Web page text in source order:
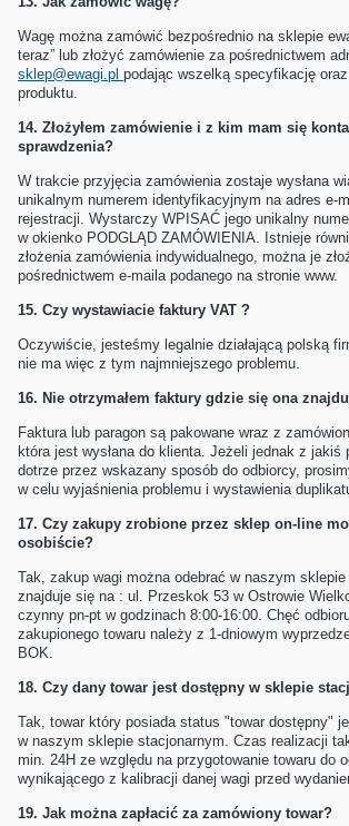
Wagę można zamówić bezpośrednio na sklepie
teraz” lub złożyć zamówienie za pośrednictwem
sklep@ewagi.pl podając wszelką specyfikację
produktu.
14. Złożyłem zamówienie i z kim mam się
sprawdzenia?
W trakcie przyjęcia zamówienia zostaje wysłana
unikalnym numerem identyfikacyjnym na adres e-
rejestracji. Wystarczy WPISAĆ jego unikalny
w okienko PODGLĄD ZAMÓWIENIA. Istnieje
złożenia zamówienia indywidualnego, można je
pośrednictwem e-maila podanego na stronie www.
15. Czy wystawiacie faktury VAT ?
Oczywiście, jesteśmy legalnie działającą polską
nie ma więc z tym najmniejszego problemu.
16. Nie otrzymałem faktury gdzie się ona
Faktura lub paragon są pakowane wraz z
która jest wysłana do klienta. Jeżeli jednak z jakiś
dotrze przez wskazany sposób do odbiorcy,
w celu wyjaśnienia problemu i wystawienia
17. Czy zakupy zrobione przez sklep on-line
osobiście?
Tak, zakup wagi można odebrać w naszym
znajduje się na : ul. Przeskok 53 w Ostrowie
czynny pn-pt w godzinach 8:00-16:00. Chęć
zakupionego towaru należy z 1-dniowym
BOK.
18. Czy dany towar jest dostępny w sklepie
Tak, towar który posiada status "towar dostępny"
w naszym sklepie stacjonarnym. Czas realizacji
min. 24H ze względu na przygotowanie towaru do
wynikającego z kalibracji danej wagi przed
19. Jak można zapłacić za zamówiony towar?